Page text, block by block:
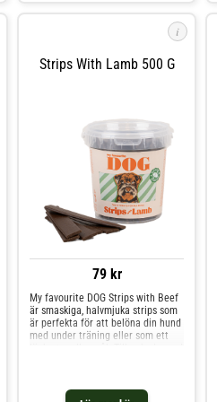
i
Strips With Lamb 500 G
79 kr
My favourite DOG Strips with Beef
är smaskiga, halvmjuka strips som
är perfekta för att belöna din hund
med under träning eller som ett
fetthalt gör att du även kan